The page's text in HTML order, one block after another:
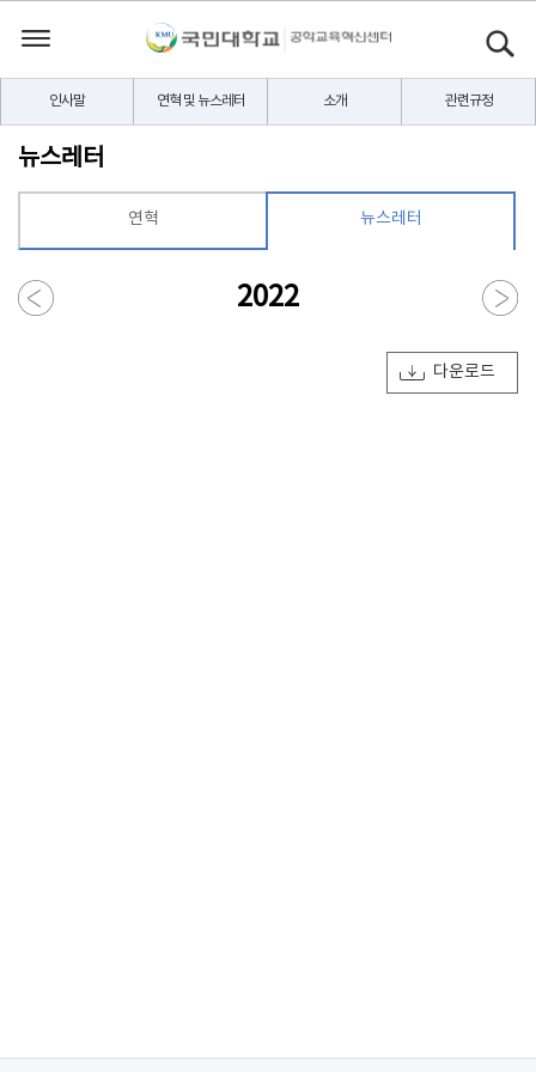
인사말 연혁 및 뉴스레터 소개 관련규정
뉴스레터
연혁 뉴스레터
2022
다운로드